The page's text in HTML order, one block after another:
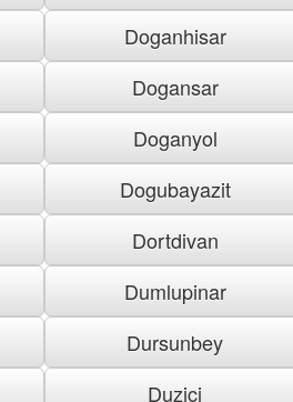
Doganhisar
Dogansar
Doganyol
Dogubayazit
Dortdivan
Dumlupinar
Dursunbey
Duzici